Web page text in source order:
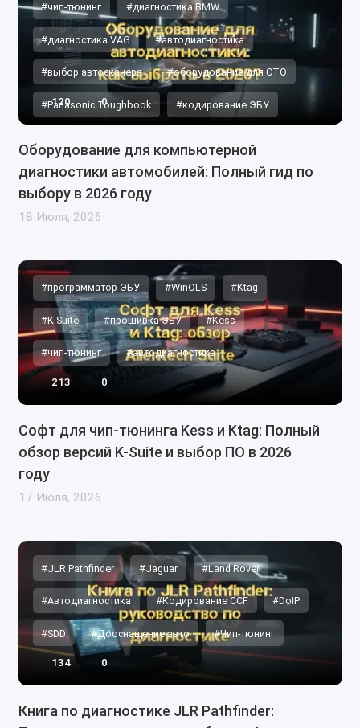
#чип-тюнинг #диагностика BMW
#диагностика VAG #автодиагностика
#выбор автосканера #оборудование для СТО
#Panasonic Toughbook #кодирование ЭБУ
120 0
Оборудование для компьютерной
диагностики автомобилей: Полный гид по
выбору в 2026 году
18 Июля, 2026
#программатор ЭБУ #WinOLS #Ktag
#K-Suite #прошивка ЭБУ #Kess
#чип-тюнинг #автодиагностика
213 0
Софт для чип-тюнинга Kess и Ktag: Полный
обзор версий K-Suite и выбор ПО в 2026
году
17 Июля, 2026
#JLR Pathfinder #Jaguar #Land Rover
#Автодиагностика #Кодирование CCF #DoIP
#SDD #Дооснащение авто #Чип-тюнинг
134 0
Книга по диагностике JLR Pathfinder: